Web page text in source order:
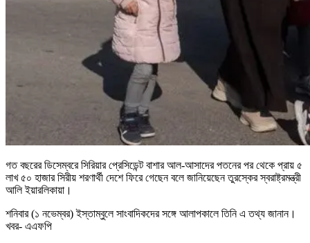
গত বছরের ডিসেম্বরে সিরিয়ার প্রেসিডেন্ট বাশার আল-আসাদের পতনের পর থেকে প্রায় ৫
লাখ ৫০ হাজার সিরীয় শরণার্থী দেশে ফিরে গেছেন বলে জানিয়েছেন তুরস্কের স্বরাষ্ট্রমন্ত্রী
আলি ইয়ারলিকায়া।
শনিবার (১ নভেম্বর) ইস্তাম্বুলে সাংবাদিকদের সঙ্গে আলাপকালে তিনি এ তথ্য জানান।
খবর- এএফপি